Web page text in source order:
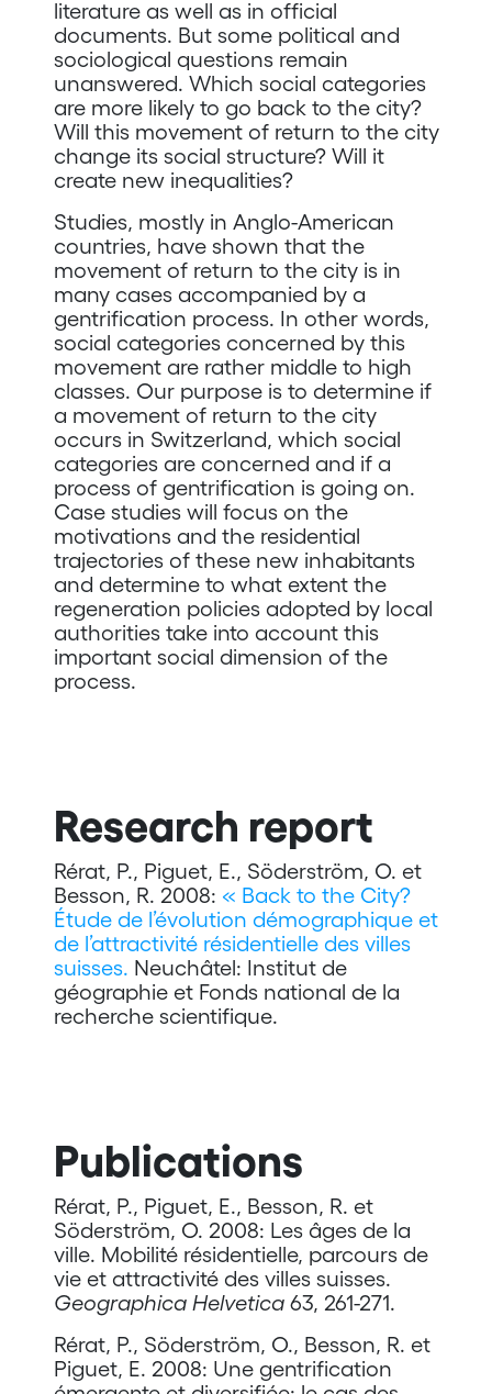
literature as well as in official
documents. But some political and
sociological questions remain
unanswered. Which social categories
are more likely to go back to the city?
Will this movement of return to the city
change its social structure? Will it
create new inequalities?
Studies, mostly in Anglo-American
countries, have shown that the
movement of return to the city is in
many cases accompanied by a
gentrification process. In other words,
social categories concerned by this
movement are rather middle to high
classes. Our purpose is to determine if
a movement of return to the city
occurs in Switzerland, which social
categories are concerned and if a
process of gentrification is going on.
Case studies will focus on the
motivations and the residential
trajectories of these new inhabitants
and determine to what extent the
regeneration policies adopted by local
authorities take into account this
important social dimension of the
process.
Research report
Rérat, P., Piguet, E., Söderström, O. et
Besson, R. 2008: « Back to the City?
Étude de l’évolution démographique et
de l’attractivité résidentielle des villes
suisses. Neuchâtel: Institut de
géographie et Fonds national de la
recherche scientifique.
Publications
Rérat, P., Piguet, E., Besson, R. et
Söderström, O. 2008: Les âges de la
ville. Mobilité résidentielle, parcours de
vie et attractivité des villes suisses.
Geographica Helvetica63, 261-271.
Rérat, P., Söderström, O., Besson, R. et
Piguet, E. 2008: Une gentrification